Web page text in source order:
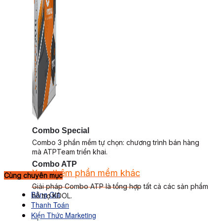
Combo Special
Combo 3 phần mềm tự chọn: chương trình bán hàng
mà ATPTeam triển khai.
Xem thêm phần mềm khác
Xem thêm phần mềm khác
Bảng Giá
Thanh Toán
Kiến Thức Marketing
Combo ATP
Giải pháp Combo ATP là tổng hợp tất cả các sản phẩm
hỗ trợ KDOL.
Cùng chuyên mục